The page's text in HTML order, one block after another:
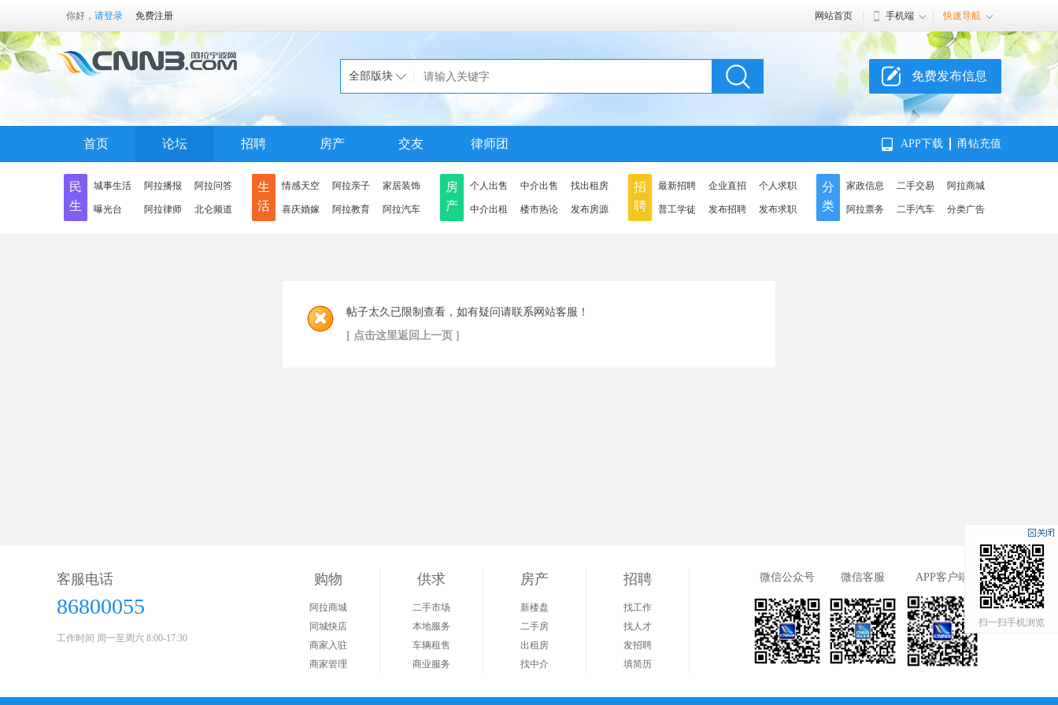
你好， 请登录 免费注册 网站首页 手机端 快速导航
全部版块 免费发布信息
首页 论坛 招聘 房产 交友 律师团 APP下载 甬钻充值
民
生
城事生活 阿拉播报 阿拉问答
曝光台 阿拉律师 北仑频道
生
活
情感天空 阿拉亲子 家居装饰
喜庆婚嫁 阿拉教育 阿拉汽车
房
产
个人出售 中介出售 找出租房
中介出租 楼市热论 发布房源
招
聘
最新招聘 企业直招 个人求职
普工学徒 发布招聘 发布求职
分
类
家政信息 二手交易 阿拉商城
阿拉票务 二手汽车 分类广告
帖子太久已限制查看，如有疑问请联系网站客服！
[ 点击这里返回上一页 ]
扫一扫手机浏览
客服电话
86800055
工作时间 周一至周六 8:00-17:30
购物
阿拉商城
同城快店
商家入驻
商家管理
供求
二手市场
本地服务
车辆租售
商业服务
房产
新楼盘
二手房
出租房
找中介
招聘
找工作
找人才
发招聘
填简历
微信公众号 微信客服 APP客户端